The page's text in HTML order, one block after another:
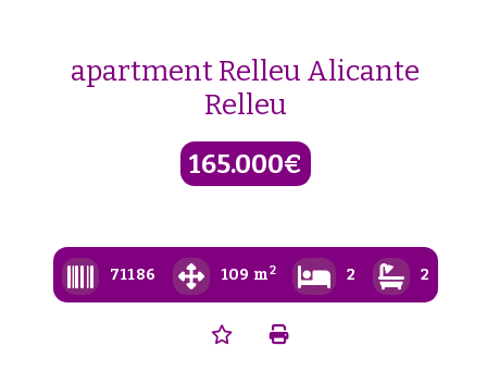
apartment Relleu Alicante
Relleu
165.000€
71186 109 m2 2 2